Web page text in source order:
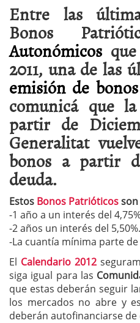
Entre las
Bonos
Autonómicos
2011, una de las
emisión de
comunicá que
partir de
Generalitat
bonos a partir
deuda.
Estos Bonos Patrióticos
-1 año a un interés del
-2 años un interés del 5,50%.
-La cuantía mínima parte de
El Calendario 2012
siga igual para las
que estas deberán seguir
los mercados no abre y
deberán autofinanciarse de